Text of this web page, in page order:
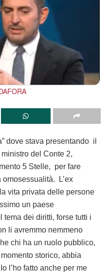
dove stava presentando il
ministro del Conte 2,
5 Stelle, per fare
L’ex
vita privata delle persone
un paese
dei diritti, forse tutti i
li avremmo nemmeno
chi ha un ruolo pubblico,
storico, abbia
l’ho fatto anche per me